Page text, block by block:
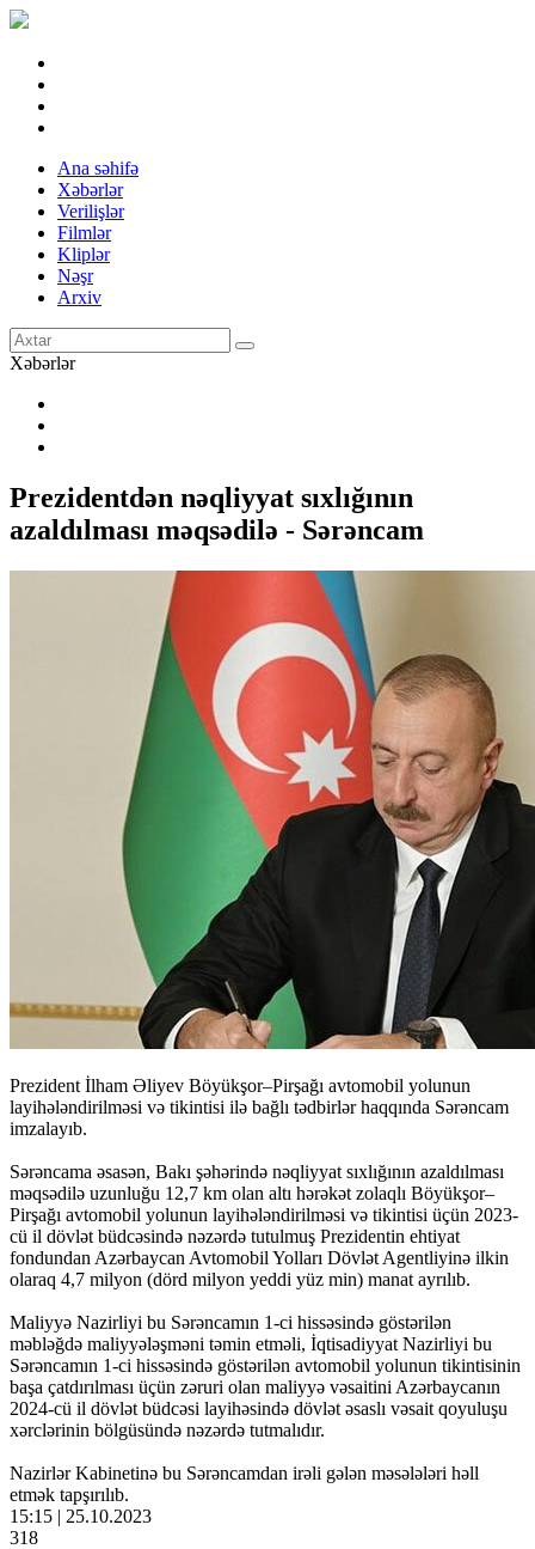
Ana səhifə
Xəbərlər
Verilişlər
Filmlər
Kliplər
Nəşr
Arxiv
Xəbərlər
Prezidentdən nəqliyyat sıxlığının
azaldılması məqsədilə - Sərəncam
Prezident İlham Əliyev Böyükşor–Pirşağı avtomobil yolunun
layihələndirilməsi və tikintisi ilə bağlı tədbirlər haqqında Sərəncam
imzalayıb.
Sərəncama əsasən, Bakı şəhərində nəqliyyat sıxlığının azaldılması
məqsədilə uzunluğu 12,7 km olan altı hərəkət zolaqlı Böyükşor–
Pirşağı avtomobil yolunun layihələndirilməsi və tikintisi üçün 2023-
cü il dövlət büdcəsində nəzərdə tutulmuş Prezidentin ehtiyat
fondundan Azərbaycan Avtomobil Yolları Dövlət Agentliyinə ilkin
olaraq 4,7 milyon (dörd milyon yeddi yüz min) manat ayrılıb.
Maliyyə Nazirliyi bu Sərəncamın 1-ci hissəsində göstərilən
məbləğdə maliyyələşməni təmin etməli, İqtisadiyyat Nazirliyi bu
Sərəncamın 1-ci hissəsində göstərilən avtomobil yolunun tikintisinin
başa çatdırılması üçün zəruri olan maliyyə vəsaitini Azərbaycanın
2024-cü il dövlət büdcəsi layihəsində dövlət əsaslı vəsait qoyuluşu
xərclərinin bölgüsündə nəzərdə tutmalıdır.
Nazirlər Kabinetinə bu Sərəncamdan irəli gələn məsələləri həll
etmək tapşırılıb.
15:15 | 25.10.2023
318